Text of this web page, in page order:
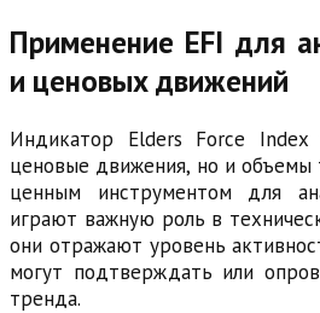
Применение EFI для
и ценовых движений
Индикатор Elders Force Index
ценовые движения, но и объемы
ценным инструментом для
играют важную роль в
они отражают уровень
могут подтверждать или
тренда.